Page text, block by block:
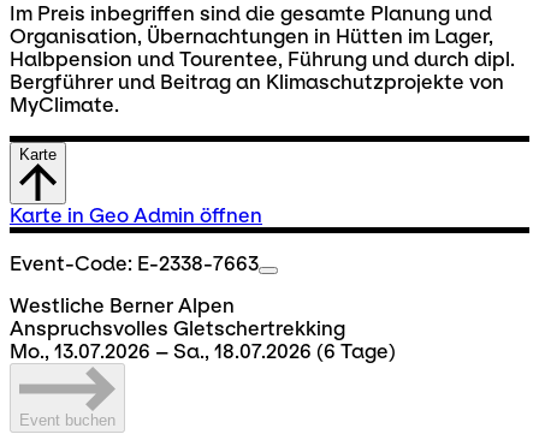
Im Preis inbegriffen sind die gesamte Planung und
Organisation, Übernachtungen in Hütten im Lager,
Halbpension und Tourentee, Führung und durch dipl.
Bergführer und Beitrag an Klimaschutzprojekte von
MyClimate.
Karte
Karte in Geo Admin öffnen
Event-Code: E-2338-7663
Westliche Berner Alpen
Anspruchsvolles Gletschertrekking
Mo., 13.07.2026 – Sa., 18.07.2026 (6 Tage)
Event buchen